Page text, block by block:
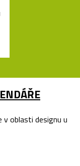
v oblasti designu u